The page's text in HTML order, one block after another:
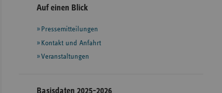
Seitennavigation
Seitenleiste
weiteren
Informationen
Auf einen Blick
Pressemitteilungen
Kontakt und Anfahrt
Veranstaltungen
Basisdaten 2025-2026